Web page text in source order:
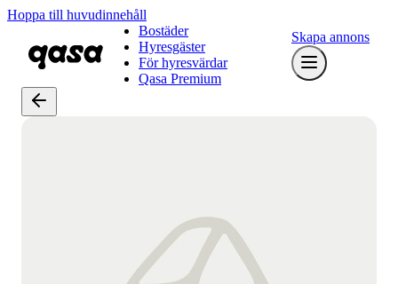
Hoppa till huvudinnehåll
Bostäder
Hyresgäster
För hyresvärdar
Qasa Premium
Skapa annons